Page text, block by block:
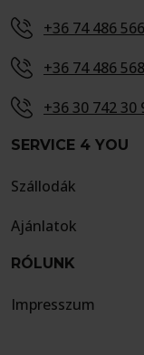
+36 74 486 566
+36 74 486 568
+36 30 742 30
SERVICE 4 YOU
Szállodák
Ajánlatok
RÓLUNK
Impresszum